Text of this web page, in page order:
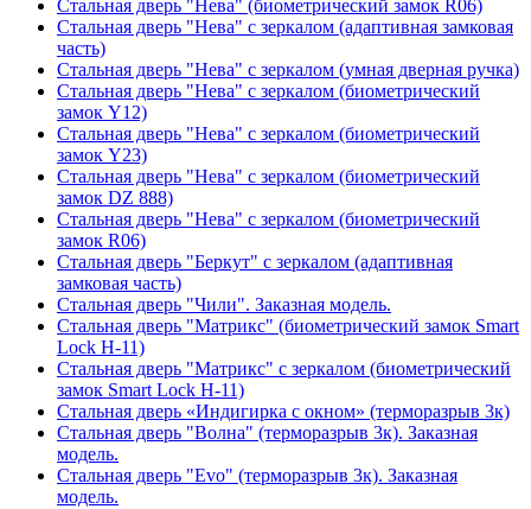
Стальная дверь "Нева" (биометрический замок R06)
Стальная дверь "Нева" с зеркалом (адаптивная замковая
часть)
Стальная дверь "Нева" с зеркалом (умная дверная ручка)
Стальная дверь "Нева" с зеркалом (биометрический
замок Y12)
Стальная дверь "Нева" с зеркалом (биометрический
замок Y23)
Стальная дверь "Нева" с зеркалом (биометрический
замок DZ 888)
Стальная дверь "Нева" с зеркалом (биометрический
замок R06)
Стальная дверь "Беркут" с зеркалом (адаптивная
замковая часть)
Стальная дверь "Чили". Заказная модель.
Стальная дверь "Матрикс" (биометрический замок Smart
Lock H-11)
Стальная дверь "Матрикс" с зеркалом (биометрический
замок Smart Lock H-11)
Стальная дверь «Индигирка с окном» (терморазрыв 3к)
Стальная дверь "Волна" (терморазрыв 3к). Заказная
модель.
Стальная дверь "Evo" (терморазрыв 3к). Заказная
модель.